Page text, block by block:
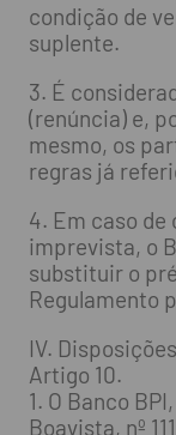
condição de
suplente.
3. É
(renúncia) e,
mesmo, os
regras já
4. Em caso
imprevista, o
substituir o
Regulamento
IV.
Artigo 10.
1. O Banco
Boavista, nº